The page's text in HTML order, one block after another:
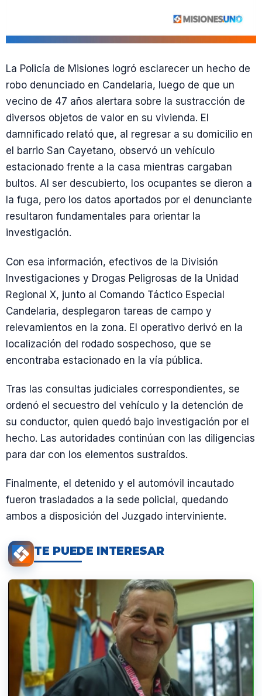
La Policía de Misiones logró esclarecer un hecho de
robo denunciado en Candelaria, luego de que un
vecino de 47 años alertara sobre la sustracción de
diversos objetos de valor en su vivienda. El
damnificado relató que, al regresar a su domicilio en
el barrio San Cayetano, observó un vehículo
estacionado frente a la casa mientras cargaban
bultos. Al ser descubierto, los ocupantes se dieron a
la fuga, pero los datos aportados por el denunciante
resultaron fundamentales para orientar la
investigación.
Con esa información, efectivos de la División
Investigaciones y Drogas Peligrosas de la Unidad
Regional X, junto al Comando Táctico Especial
Candelaria, desplegaron tareas de campo y
relevamientos en la zona. El operativo derivó en la
localización del rodado sospechoso, que se
encontraba estacionado en la vía pública.
Tras las consultas judiciales correspondientes, se
ordenó el secuestro del vehículo y la detención de
su conductor, quien quedó bajo investigación por el
hecho. Las autoridades continúan con las diligencias
para dar con los elementos sustraídos.
Finalmente, el detenido y el automóvil incautado
fueron trasladados a la sede policial, quedando
ambos a disposición del Juzgado interviniente.
TE PUEDE INTERESAR